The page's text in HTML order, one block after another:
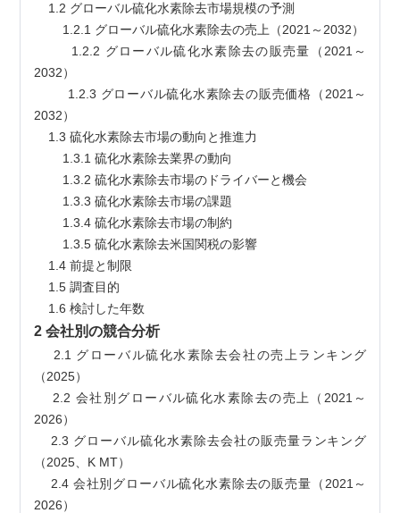
    1.2 グローバル硫化水素除去市場規模の予測
        1.2.1 グローバル硫化水素除去の売上（2021～2032）
2032）
2032）
    1.3 硫化水素除去市場の動向と推進力
        1.3.1 硫化水素除去業界の動向
        1.3.2 硫化水素除去市場のドライバーと機会
        1.3.3 硫化水素除去市場の課題
        1.3.4 硫化水素除去市場の制約
        1.3.5 硫化水素除去米国関税の影響
    1.4 前提と制限
    1.5 調査目的
    1.6 検討した年数
2 会社別の競合分析
（2025）
2026）
（2025、K MT）
2026）